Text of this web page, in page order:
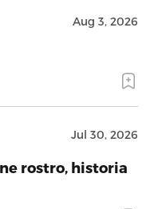
Aug 3, 2026
Jul 30, 2026
rostro, historia